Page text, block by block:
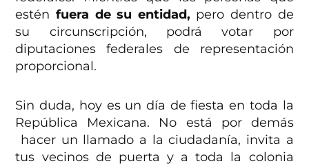
estén fuera de su entidad, pero dentro de
su circunscripción, podrá votar por
diputaciones federales de representación
proporcional.
Sin duda, hoy es un día de fiesta en toda la
República Mexicana. No está por demás
hacer un llamado a la ciudadanía, invita a
tus vecinos de puerta y a toda la colonia